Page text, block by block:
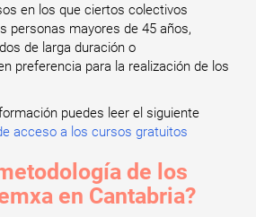
en los que ciertos colectivos
personas mayores de 45 años,
de larga duración o
preferencia para la realización de los
puedes leer el siguiente
acceso a los cursos gratuitos
de los
en Cantabria?